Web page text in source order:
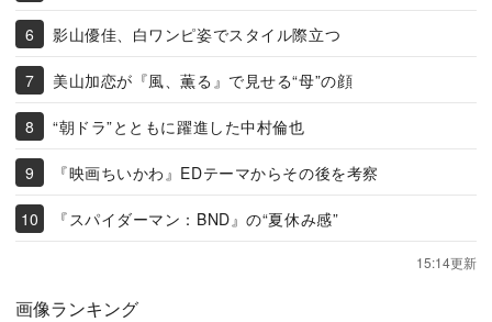
影山優佳、白ワンピ姿でスタイル際立つ
美山加恋が『風、薫る』で見せる“母”の顔
“朝ドラ”とともに躍進した中村倫也
『映画ちいかわ』EDテーマからその後を考察
『スパイダーマン：BND』の“夏休み感”
15:14更新
画像ランキング